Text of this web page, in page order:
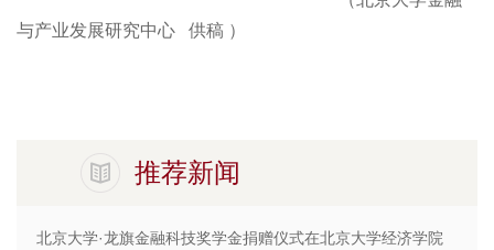
与产业发展研究中心 供稿 ）
推荐新闻
北京大学·龙旗金融科技奖学金捐赠仪式在北京大学经济学院